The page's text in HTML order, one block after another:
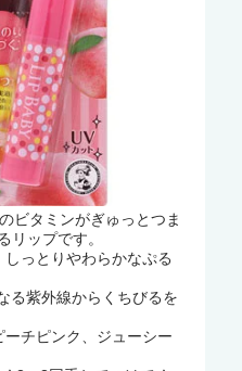
ビタミンがぎゅっとつま
リップです。
っとりやわらかなぷる
る紫外線からくちびるを
チピンク、ジューシー